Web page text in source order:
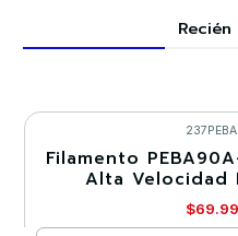
-30%
Filamento
Alta Velocidad